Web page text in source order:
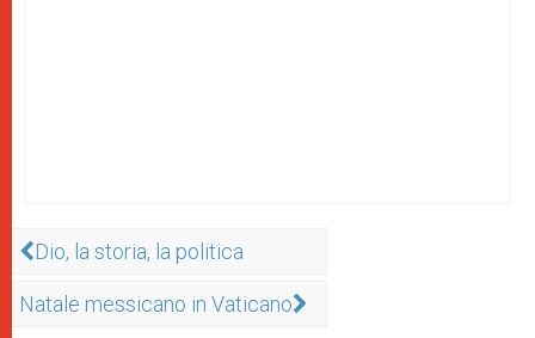
Dio, la storia, la politica
Natale messicano in Vaticano